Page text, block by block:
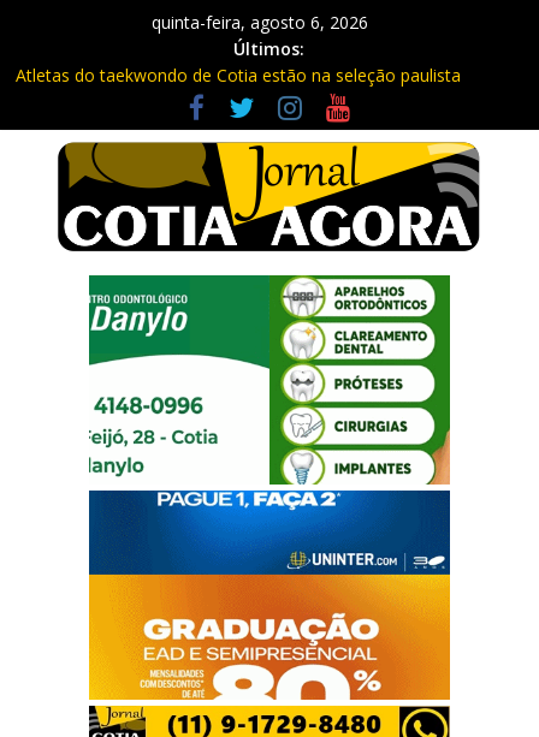
quinta-feira, agosto 6, 2026
Últimos:
Atletas do taekwondo de Cotia estão na seleção paulista
Fique atento: Câmeras com IA na Raposo Tavares já estão
multando
Repasse de impostos estaduais para Cotia já rendeu quase R$
300 milhões no ano
Três procurados da Justiça são presos em Cotia e Vargem
Grande pela PM